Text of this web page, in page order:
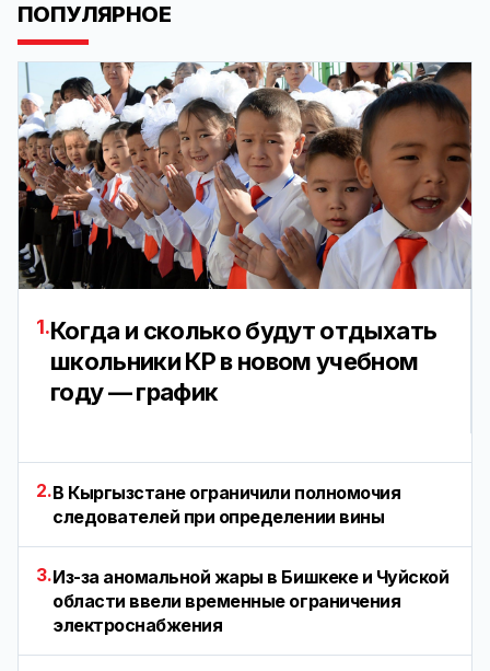
ПОПУЛЯРНОЕ
1.Когда и сколько будут отдыхать
школьники КР в новом учебном
году — график
2.В Кыргызстане ограничили полномочия
следователей при определении вины
3.Из-за аномальной жары в Бишкеке и Чуйской
области ввели временные ограничения
электроснабжения